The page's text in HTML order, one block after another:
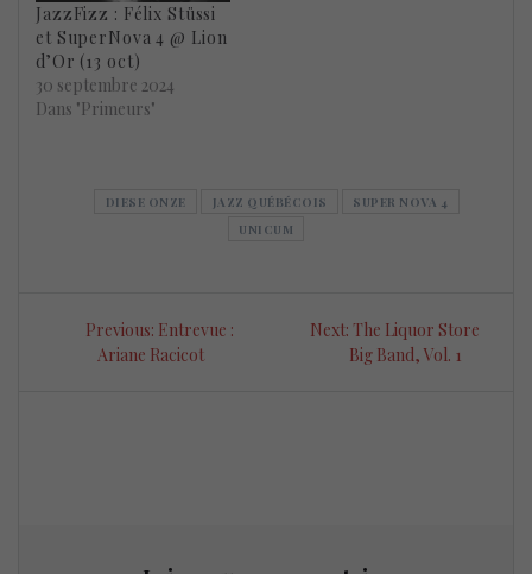
JazzFizz : Félix Stüssi
et SuperNova 4 @ Lion
d’Or (13 oct)
30 septembre 2024
Dans "Primeurs"
DIESE ONZE JAZZ QUÉBÉCOIS
SUPER NOVA 4
UNICUM
Navigation
Previous: Previous
post:
Entrevue :
Ariane Racicot
Next: Next
post:
The Liquor Store
Big Band, Vol. 1